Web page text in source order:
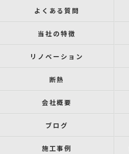
よくある質問
当社の特徴
リノベーション
断熱
会社概要
ブログ
施工事例